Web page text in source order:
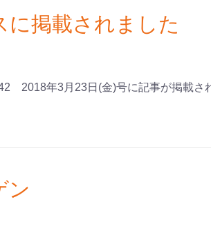
に掲載されました
2018年3月23日(金)号に記事が掲載さ
ン